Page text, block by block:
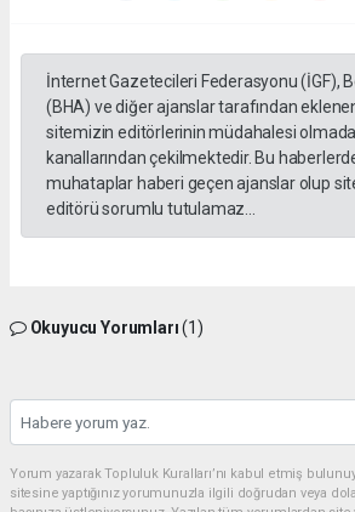
İnternet Gazetecileri Federasyonu (İGF),
(BHA) ve diğer ajanslar tarafından
sitemizin editörlerinin müdahalesi
kanallarından çekilmektedir. Bu
muhataplar haberi geçen ajanslar olup
editörü sorumlu tutulamaz...
Okuyucu Yorumları(1)
Yorum yazarak Topluluk Kuralları’nı kabul etmiş
sitesine yaptığınız yorumunuzla ilgili doğrudan veya